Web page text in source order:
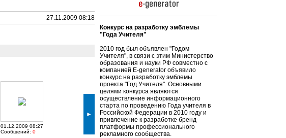
27.11.2009 08:18
01.12.2009 08:27
Сообщений: 0
►
Конкурс на разработку эмблемы
"Года Учителя"
2010 год был объявлен "Годом
Учителя", в связи с этим Министерство
образования и науки РФ совместно с
компанией E-generator объявило
конкурс на разработку эмблемы
проекта "Год Учителя". Основными
целями конкурса являются
осуществление информационного
старта по проведению Года учителя в
Российской Федерации в 2010 году и
привлечение к разработке бренд-
платформы профессионального
рекламного сообщества.